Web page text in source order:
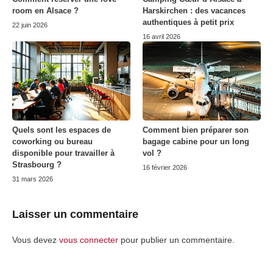
room en Alsace ?
22 juin 2026
Harskirchen : des vacances
authentiques à petit prix
16 avril 2026
Quels sont les espaces de
coworking ou bureau
disponible pour travailler à
Strasbourg ?
31 mars 2026
Comment bien préparer son
bagage cabine pour un long
vol ?
16 février 2026
Laisser un commentaire
Vous devez vous connecter pour publier un commentaire.